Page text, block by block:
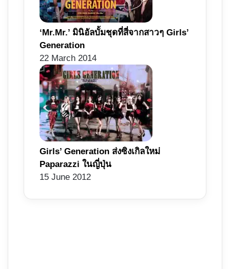
‘Mr.Mr.’ มินิอัลบั้มชุดที่สี่จากสาวๆ Girls’
Generation
22 March 2014
Girls’ Generation ส่งซิงเกิลใหม่
Paparazzi ในญี่ปุ่น
15 June 2012